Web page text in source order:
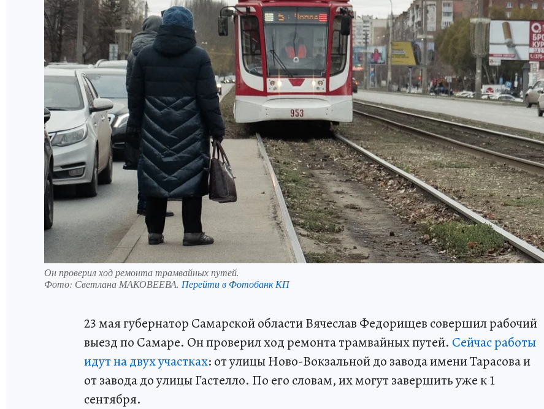
Он проверил ход ремонта трамвайных путей.
Фото: Светлана МАКОВЕЕВА. Перейти в Фотобанк КП
23 мая губернатор Самарской области Вячеслав Федорищев совершил рабочий
выезд по Самаре. Он проверил ход ремонта трамвайных путей. Сейчас работы
идут на двух участках: от улицы Ново-Вокзальной до завода имени Тарасова и
от завода до улицы Гастелло. По его словам, их могут завершить уже к 1
сентября.